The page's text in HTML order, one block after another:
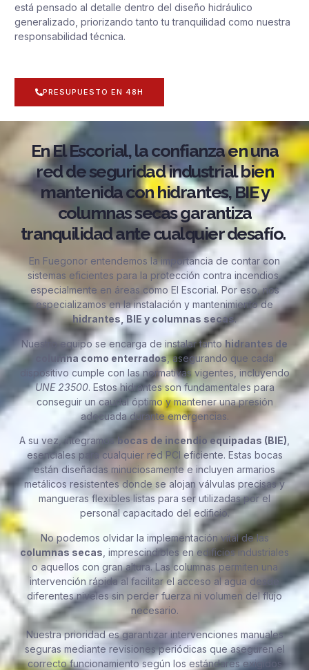
está pensado al detalle dentro del diseño hidráulico
generalizado, priorizando tanto tu tranquilidad como nuestra
responsabilidad técnica.
PRESUPUESTO EN 48H
En El Escorial, la confianza en una
red de seguridad industrial bien
mantenida con hidrantes, BIE y
columnas secas garantiza
tranquilidad ante cualquier desafío.
En Fuegonor entendemos la importancia de contar con
sistemas eficientes para la protección contra incendios,
especialmente en áreas como El Escorial. Por eso, nos
especializamos en la instalación y mantenimiento de
hidrantes, BIE y columnas secas.
Nuestro equipo se encarga de instalar tantohidrantes de
columna como enterrados, asegurando que cada
dispositivo cumple con las normativas vigentes, incluyendo
UNE 23500. Estos hidrantes son fundamentales para
conseguir un caudal óptimo y mantener una presión
adecuada durante emergencias.
A su vez, integramosbocas de incendio equipadas (BIE)
esenciales para cualquier red PCI eficiente. Estas bocas
están diseñadas minuciosamente e incluyen armarios
metálicos resistentes donde se alojan válvulas precisas y
mangueras flexibles listas para ser utilizadas por el
personal capacitado del edificio.
No podemos olvidar la implementación vital de las
columnas secas , imprescindibles en edificios industriales
o aquellos con gran altura. Las columnas permiten una
intervención rápida al facilitar el acceso al agua desde
diferentes niveles sin perder fuerza ni volumen del flujo
necesario.
Nuestra prioridad es garantizar intervenciones manuales
seguras mediante revisiones periódicas que aseguren el
correcto funcionamiento según los estándares exigidos